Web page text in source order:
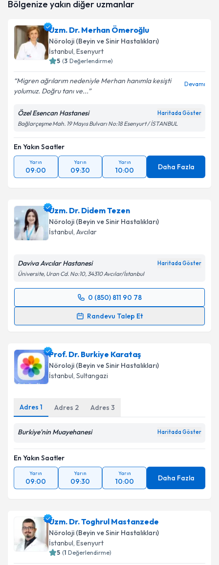
oluşturun. Size bu uzmandan randevu almanız için bir
E-posta Adresiniz
Kişisel verilerimin işlenmesine ilişkinAydınlatma
Metni'ni okudum ve kişisel verilerimin belirtilen
Bölgenize yakın diğer uzmanlar
Uzm. Dr. Merhan Ömeroğlu
Nöroloji (Beyin ve Sinir Hastalıkları)
İstanbul, Esenyurt
5 (3 Değerlendirme)
Migren ağrılarım nedeniyle Merhan hanımla kesişti
yolumuz. Doğru tanı ve...
Devamı
Özel Esencan Hastanesi Haritada Göster
Bağlarçeşme Mah. 19 Mayıs Bulvarı No:18 Esenyurt / İSTANBUL
En Yakın Saatler
Yarın
09:00
Yarın
09:30
Yarın
10:00 Daha Fazla
Uzm. Dr. Didem Tezen
Nöroloji (Beyin ve Sinir Hastalıkları)
İstanbul, Avcılar
Daviva Avcılar Hastanesi Haritada Göster
Üniversite, Uran Cd. No:10, 34310 Avcılar/İstanbul
0 (850) 811 90 78
Randevu Talep Et
Randevu Takvimi Talebi
takvim hazırlandığında e-posta ile bilgilendireceğiz.
E-posta Adresiniz
Metni'ni okudum ve kişisel verilerimin belirtilen
Takvim Talebini Gönder
Prof. Dr. Burkiye Karataş
Nöroloji (Beyin ve Sinir Hastalıkları)
İstanbul, Sultangazi
Adres 1 Adres 2 Adres 3
Burkiye'nin Muayehanesi Haritada Göster
En Yakın Saatler
Yarın
09:00
Yarın
09:30
Yarın
10:00 Daha Fazla
Uzm. Dr. Toghrul Mastanzede
Nöroloji (Beyin ve Sinir Hastalıkları)
İstanbul, Esenyurt
5 (1 Değerlendirme)